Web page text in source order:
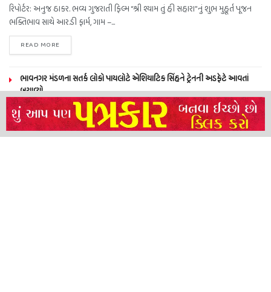
રિપોર્ટર: અનુજ ઠાકર. ભવ્ય ગુજરાતી ફિલ્મ “શ્રી શ્યામ તું હી સહારા”નું શુભ મુહૂર્ત પૂજન
ભક્તિભાવ સાથે આર.ડી ફાર્મ, ગામ –...
READ MORE
ભાવનગર મંડળના સતર્ક લોકો પાયલોટે એશિયાટિક સિંહને ટ્રેનની અડફેટે આવતાં
બચાવ્યો
NEERAJ TIWARI’S ACTION FRANCHISE ROLLS WITH TIGER SHROFF,
REMO D’SOUZA AND A POWER-PACKED ENSEMBLE
ધારી પત્રકાર સંઘ – અમરેલી બ્રોડગેજ કમેટી દ્વારા જીલ્લા કલેકટર ને આવેદનપત્ર